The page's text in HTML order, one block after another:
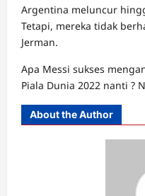
Argentina meluncur
Tetapi, mereka tidak
Jerman.
Apa Messi sukses
Piala Dunia 2022 nanti ?
About the Author